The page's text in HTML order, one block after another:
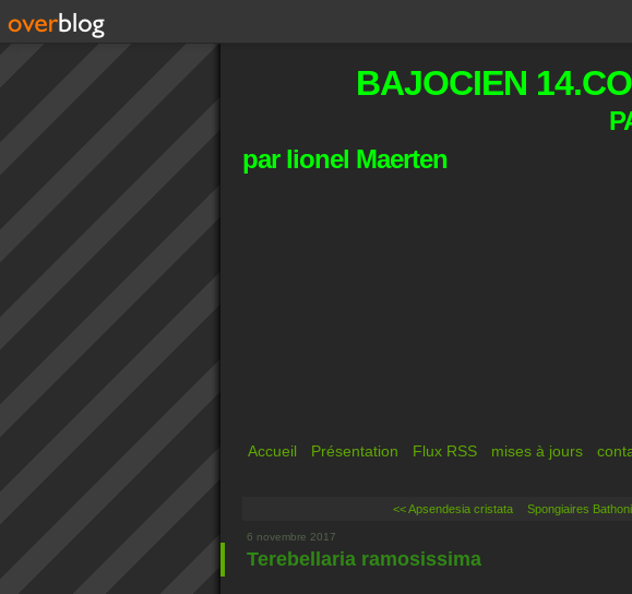
BAJOCIEN
par lionel Maerten
Accueil Présentation Flux RSS mises à jours
<< Apsendesia cristata Spongiaires
6 novembre 2017
Terebellaria ramosissima